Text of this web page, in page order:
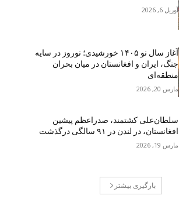
آوریل 6, 2026
آغاز سال نو ۱۴۰۵ خورشیدی؛ نوروز در سایه
جنگ، ایران و افغانستان در میان بحران
منطقه‌ای
مارس 20, 2026
سلطان‌علی کشتمند، صدراعظم پیشین
افغانستان، در لندن در ۹۱ سالگی درگذشت
مارس 19, 2026
بارگیری بیشتر